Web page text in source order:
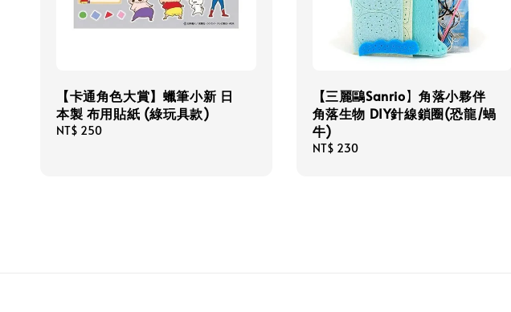
【卡通角色大賞】蠟筆小新 日
本製 布用貼紙 (綠玩具款)
Regular
NT$ 250
【三麗鷗Sanrio】角落小夥伴
角落生物 DIY針線鎖圈(恐龍/蝸
牛)
Regular
NT$ 230